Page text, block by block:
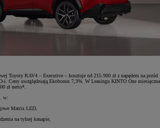
Toyoty RAV4 – Executive – kosztuje od 215 900 zł z napędem na przód
i. Ceny uwzględniają Ekobonus 7,3%. W Leasingu KINTO One miesięczna
zł netto*.
w:
Matrix LED,
na tylnej kanapie,